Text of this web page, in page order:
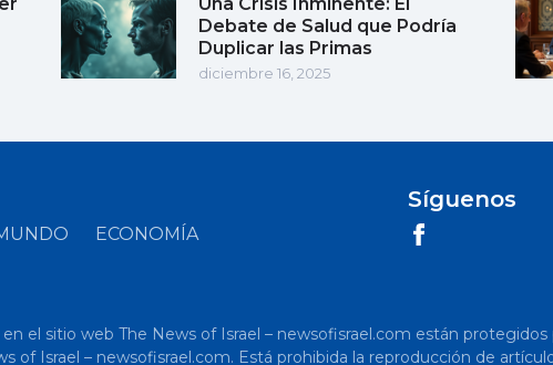
Debate de Salud que Podría
Duplicar las Primas
diciembre 16, 2025
ECONOMÍA
Síguenos
el sitio web The News of Israel – newsofisrael.com están
of Israel – newsofisrael.com. Está prohibida la reproducción de